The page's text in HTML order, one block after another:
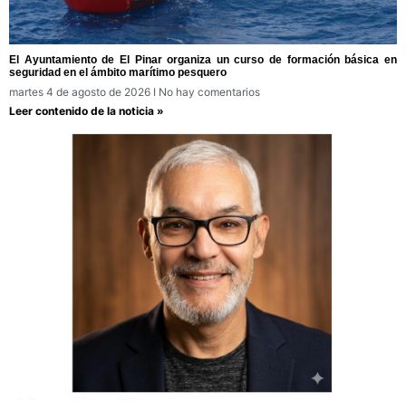
El Ayuntamiento de El Pinar organiza un curso de formación básica en
seguridad en el ámbito marítimo pesquero
martes 4 de agosto de 2026
No hay comentarios
Leer contenido de la noticia »